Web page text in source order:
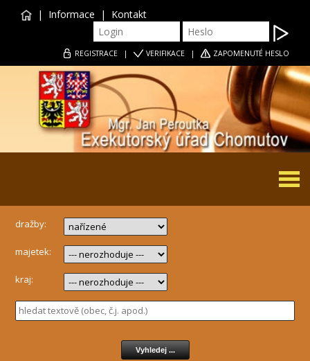
| Informace | Kontakt
REGISTRACE | VERIFIKACE | ZAPOMENUTÉ HESLO
dražby:
majetek:
kraj: